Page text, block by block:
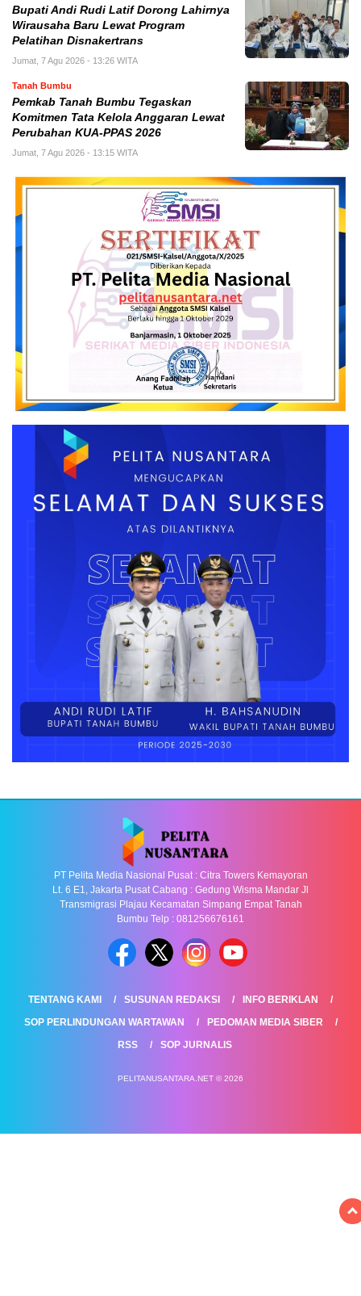
Bupati Andi Rudi Latif Dorong Lahirnya
Wirausaha Baru Lewat Program
Pelatihan Disnakertrans
Jumat, 7 Agu 2026 - 13:26 WITA
Tanah Bumbu
Pemkab Tanah Bumbu Tegaskan
Komitmen Tata Kelola Anggaran Lewat
Perubahan KUA-PPAS 2026
Jumat, 7 Agu 2026 - 13:15 WITA
PT Pelita Media Nasional Pusat : Citra Towers Kemayoran
Lt. 6 E1, Jakarta Pusat Cabang : Gedung Wisma Mandar Jl
Transmigrasi Plajau Kecamatan Simpang Empat Tanah
Bumbu Telp : 081256676161
TENTANG KAMI SUSUNAN REDAKSI
INFO BERIKLAN
SOP PERLINDUNGAN WARTAWAN
PEDOMAN MEDIA SIBER
RSS
SOP JURNALIS
PELITANUSANTARA.NET © 2026